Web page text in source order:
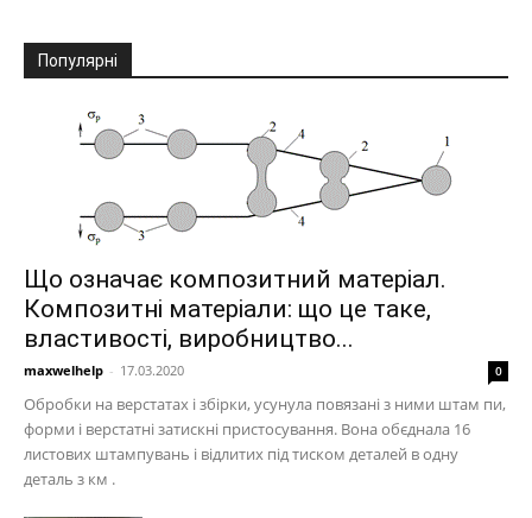
Популярні
Що означає композитний матеріал.
Композитні матеріали: що це таке,
властивості, виробництво...
maxwelhelp - 17.03.2020 0
Обробки на верстатах і збірки, усунула повязані з ними штам пи,
форми і верстатні затискні пристосування. Вона обєднала 16
листових штампувань і відлитих під тиском деталей в одну
деталь з км .